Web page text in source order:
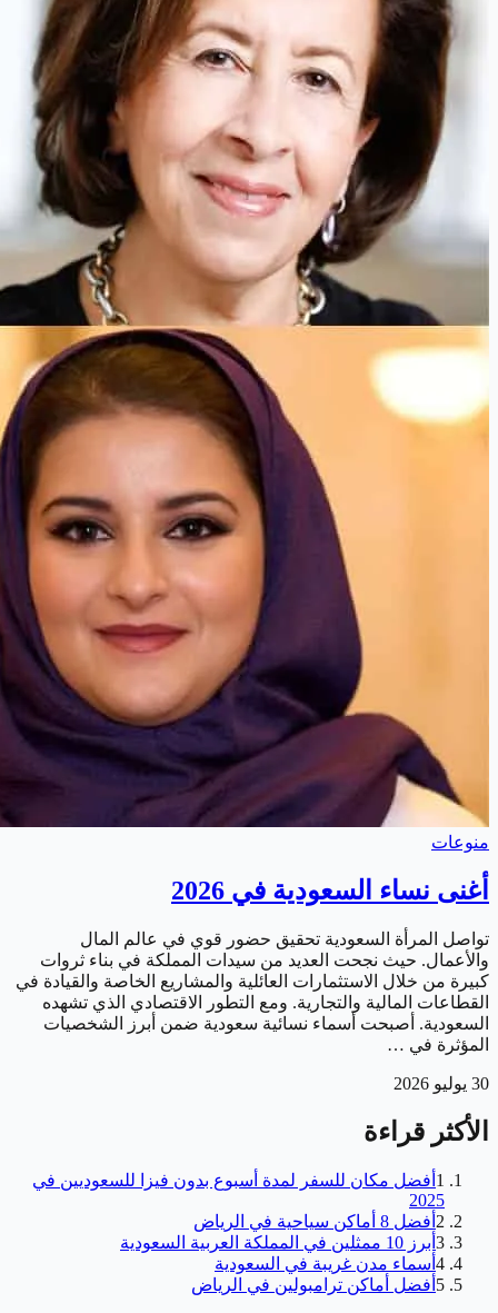
منوعات
أغنى نساء السعودية في 2026
تواصل المرأة السعودية تحقيق حضور قوي في عالم المال
والأعمال. حيث نجحت العديد من سيدات المملكة في بناء ثروات
كبيرة من خلال الاستثمارات العائلية والمشاريع الخاصة والقيادة في
القطاعات المالية والتجارية. ومع التطور الاقتصادي الذي تشهده
السعودية. أصبحت أسماء نسائية سعودية ضمن أبرز الشخصيات
المؤثرة في …
30 يوليو 2026
الأكثر قراءة
1 أفضل مكان للسفر لمدة أسبوع بدون فيزا للسعوديين في
2025
2 أفضل 8 أماكن سياحية في الرياض
3 أبرز 10 ممثلين في المملكة العربية السعودية
4 أسماء مدن غريبة في السعودية
5 أفضل أماكن ترامبولين في الرياض